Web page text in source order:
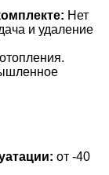
Нет
и удаление
от -40